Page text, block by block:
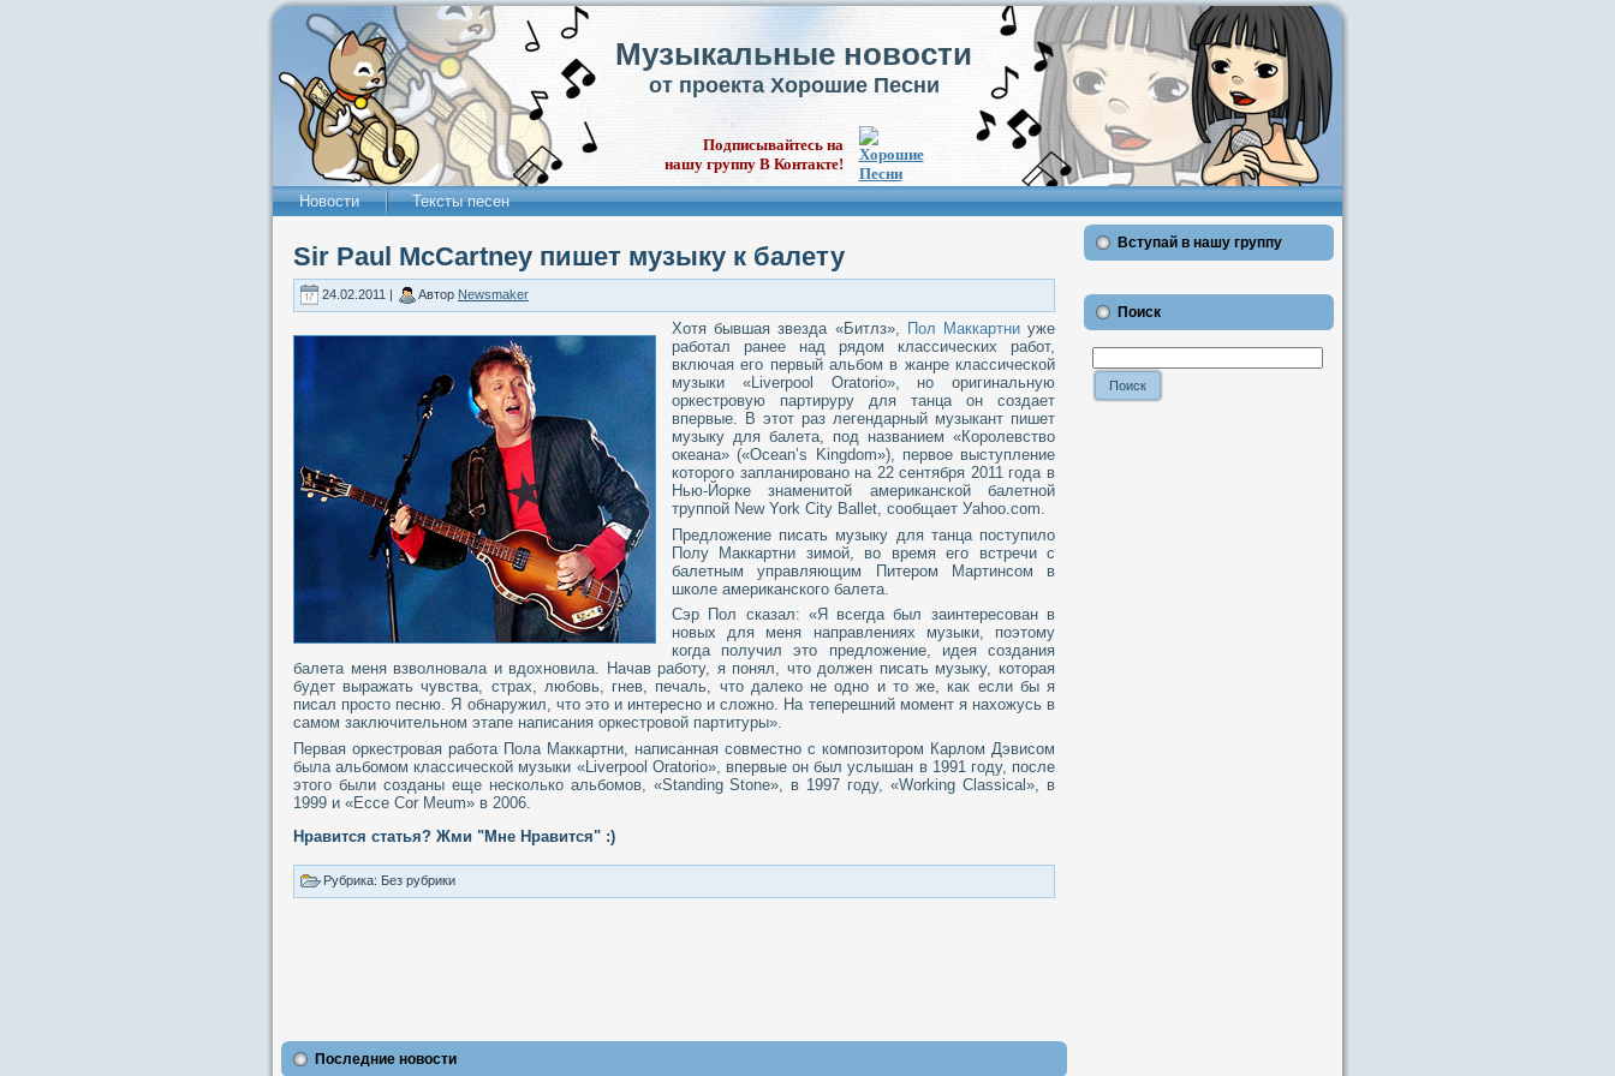
Музыкальные новости
от проекта Хорошие Песни
Подписывайтесь на
нашу группу В Контакте!
Новости Тексты песен
Sir Paul McCartney пишет музыку к балету
24.02.2011 | Автор Newsmaker
Хотя бывшая звезда «Битлз», Пол Маккартниуже
работал ранее над рядом классических работ,
включая его первый альбом в жанре классической
музыки «Liverpool Oratorio», но оригинальную
оркестровую партируру для танца он создает
впервые. В этот раз легендарный музыкант пишет
музыку для балета, под названием «Королевство
океана» («Ocean’s Kingdom»), первое выступление
которого запланировано на 22 сентября 2011 года в
Нью-Йорке знаменитой американской балетной
труппой New York City Ballet, сообщает Уahoo.com.
Предложение писать музыку для танца поступило
Полу Маккартни зимой, во время его встречи с
балетным управляющим Питером Мартинсом в
школе американского балета.
Сэр Пол сказал: «Я всегда был заинтересован в
новых для меня направлениях музыки, поэтому
когда получил это предложение, идея создания
балета меня взволновала и вдохновила. Начав работу, я понял, что должен писать музыку, которая
будет выражать чувства, страх, любовь, гнев, печаль, что далеко не одно и то же, как если бы я
писал просто песню. Я обнаружил, что это и интересно и сложно. На теперешний момент я нахожусь в
самом заключительном этапе написания оркестровой партитуры».
Первая оркестровая работа Пола Маккартни, написанная совместно с композитором Карлом Дэвисом
была альбомом классической музыки «Liverpool Oratorio», впервые он был услышан в 1991 году, после
этого были созданы еще несколько альбомов, «Standing Stone», в 1997 году, «Working Classical», в
1999 и «Ecce Cor Meum» в 2006.
Нравится статья? Жми "Мне Нравится" :)
Рубрика: Без рубрики
Последние новости
Вступай в нашу группу
Поиск